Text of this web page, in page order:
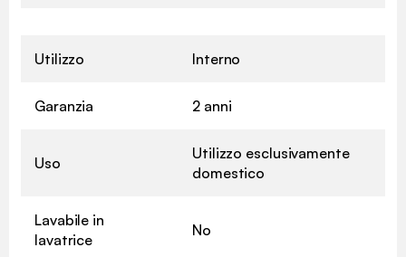
Utilizzo Interno
Garanzia 2 anni
Uso
Utilizzo esclusivamente
domestico
Lavabile in
lavatrice
No